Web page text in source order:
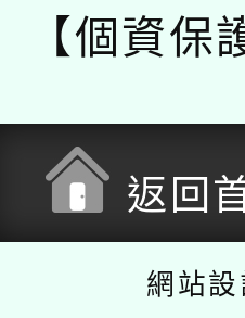
【個資保
返回
網站